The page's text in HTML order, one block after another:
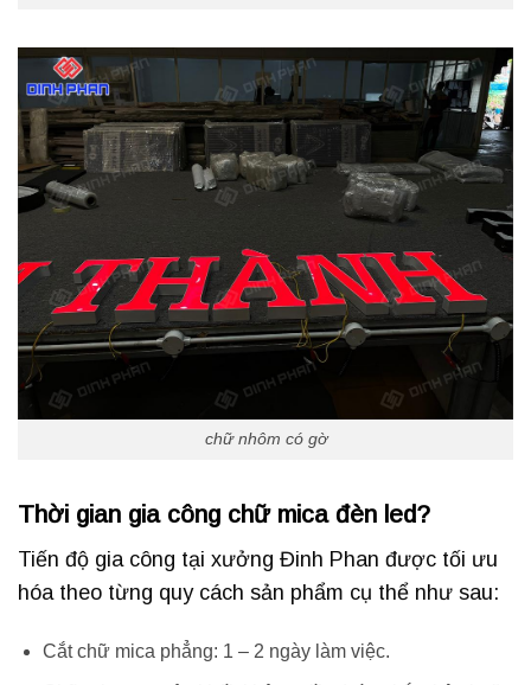
chữ nhôm có gờ
Thời gian gia công chữ mica đèn led?
Tiến độ gia công tại xưởng Đinh Phan được tối ưu
hóa theo từng quy cách sản phẩm cụ thể như sau:
Cắt chữ mica phẳng: 1 – 2 ngày làm việc.